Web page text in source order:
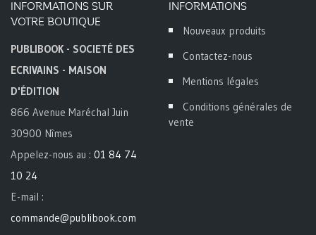
INFORMATIONS SUR
VOTRE BOUTIQUE
PUBLIBOOK - SOCIETÉ DES
ECRIVAINS - MAISON
D'ÉDITION
866 Avenue Maréchal Juin
30900 Nîmes
Appelez-nous au : 01 84 74
10 24
E-mail :
commande@publibook.com
INFORMATIONS
Nouveaux produits
Contactez-nous
Mentions légales
Conditions générales de
vente